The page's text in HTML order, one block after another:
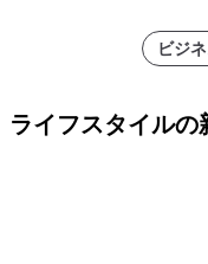
ビジ
ライフスタイルの